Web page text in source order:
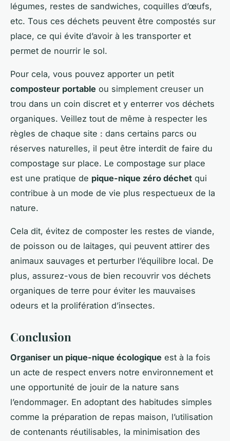
légumes, restes de sandwiches, coquilles d’œufs,
etc. Tous ces déchets peuvent être compostés sur
place, ce qui évite d’avoir à les transporter et
permet de nourrir le sol.
Pour cela, vous pouvez apporter un petit
composteur portable ou simplement creuser un
trou dans un coin discret et y enterrer vos déchets
organiques. Veillez tout de même à respecter les
règles de chaque site : dans certains parcs ou
réserves naturelles, il peut être interdit de faire du
compostage sur place. Le compostage sur place
est une pratique de pique-nique zéro déchet qui
contribue à un mode de vie plus respectueux de la
nature.
Cela dit, évitez de composter les restes de viande,
de poisson ou de laitages, qui peuvent attirer des
animaux sauvages et perturber l’équilibre local. De
plus, assurez-vous de bien recouvrir vos déchets
organiques de terre pour éviter les mauvaises
odeurs et la prolifération d’insectes.
Conclusion
Organiser un pique-nique écologique est à la fois
un acte de respect envers notre environnement et
une opportunité de jouir de la nature sans
l’endommager. En adoptant des habitudes simples
comme la préparation de repas maison, l’utilisation
de contenants réutilisables, la minimisation des